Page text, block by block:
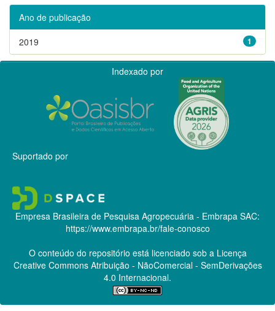
Ano de publicação
1
2019
Indexado por
Suportado por
Empresa Brasileira de Pesquisa Agropecuária - Embrapa SAC:
https://www.embrapa.br/fale-conosco
O conteúdo do repositório está licenciado sob a Licença
Creative CommonsAtribuição - NãoComercial - SemDerivações
4.0 Internacional.